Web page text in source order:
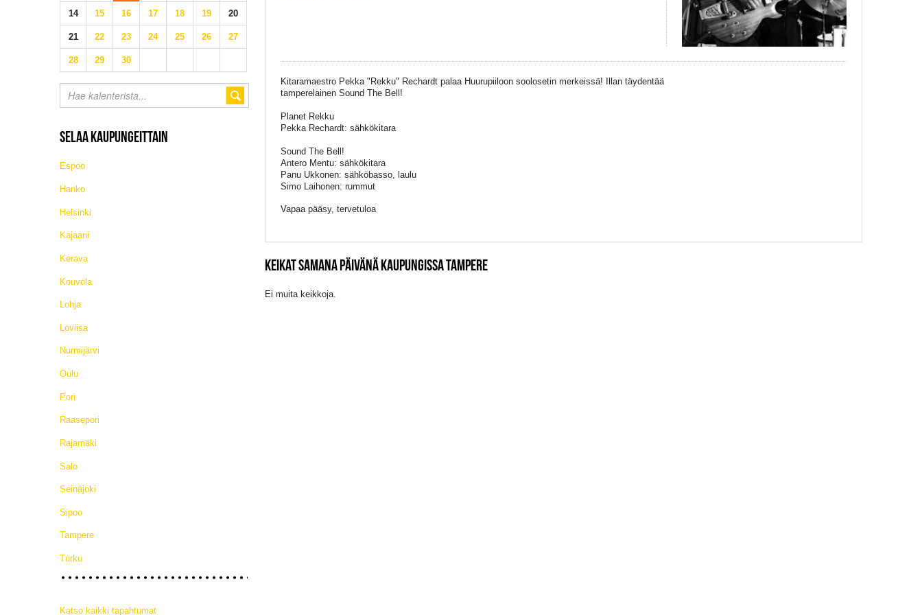
Kitaramaestro Pekka "Rekku" Rechardt palaa Huurupiiloon soolosetin merkeissä! Illan täydentää
tamperelainen Sound The Bell!
Planet Rekku
Pekka Rechardt: sähkökitara
Sound The Bell!
Antero Mentu: sähkökitara
Panu Ukkonen: sähköbasso, laulu
Simo Laihonen: rummut
Vapaa pääsy, tervetuloa
KEIKAT SAMANA PÄIVÄNÄ KAUPUNGISSA TAMPERE
Ei muita keikkoja.
14 15 16 17 18 19 20
21 22 23 24 25 26 27
28 29 30
SELAA KAUPUNGEITTAIN
Espoo
Hanko
Helsinki
Kajaani
Kerava
Kouvola
Lohja
Loviisa
Nurmijärvi
Oulu
Pori
Raasepori
Rajamäki
Salo
Seinäjoki
Sipoo
Tampere
Turku
Katso kaikki tapahtumat